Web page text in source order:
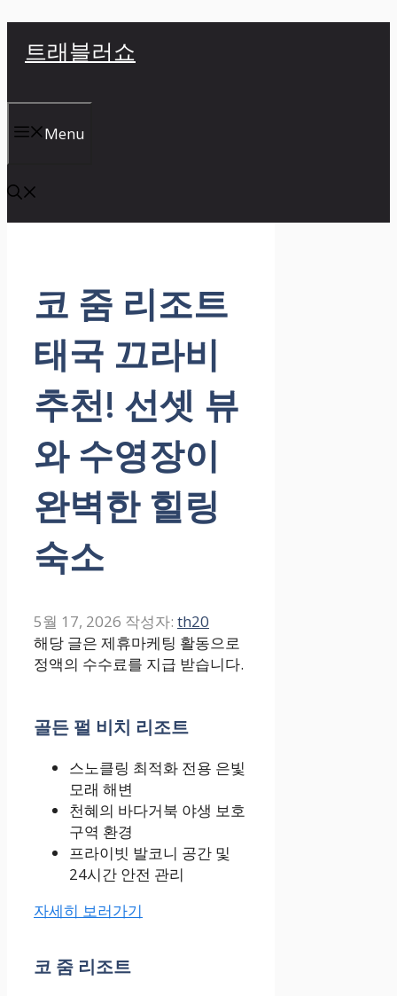
너
뛰
기
트래블러쇼
Menu
코 줌 리조트
태국 끄라비
추천! 선셋 뷰
와 수영장이
완벽한 힐링
숙소
5월 17, 2026 작성자: th20
해당 글은 제휴마케팅 활동으로
정액의 수수료를 지급 받습니다.
골든 펄 비치 리조트
스노클링 최적화 전용 은빛
모래 해변
천혜의 바다거북 야생 보호
구역 환경
프라이빗 발코니 공간 및
24시간 안전 관리
자세히 보러가기
코 줌 리조트